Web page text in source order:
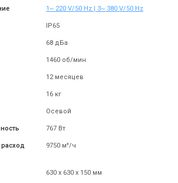
Испания
Промышленные
HCFT/4-630/H
Цена
Цена по запросу
Купить
Испания
1~ 220 V/50 Hz | 3~ 380 V/50 Hz
IP65
68 дБа
1460 об/мин
12 месяцев
16 кг
Осевой
767 Вт
9750 м³/ч
630 х 630 х 150 мм